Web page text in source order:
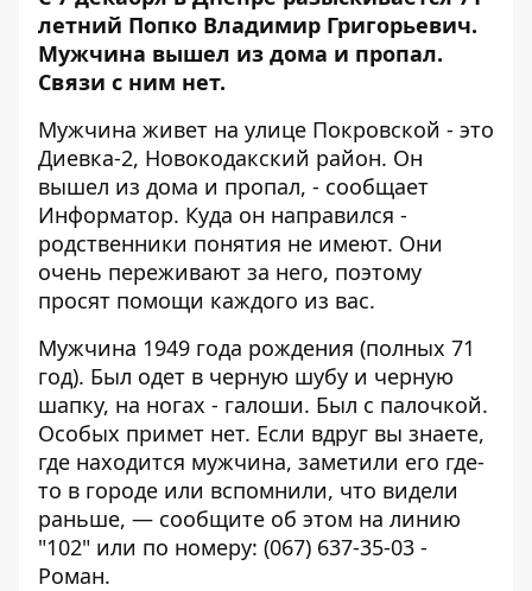
летний Попко Владимир Григорьевич.
Мужчина вышел из дома и пропал.
Связи с ним нет.
Мужчина живет на улице Покровской - это
Диевка-2, Новокодакский район. Он
вышел из дома и пропал, - сообщает
Информатор. Куда он направился -
родственники понятия не имеют. Они
очень переживают за него, поэтому
просят помощи каждого из вас.
Мужчина 1949 года рождения (полных 71
год). Был одет в черную шубу и черную
шапку, на ногах - галоши. Был с палочкой.
Особых примет нет. Если вдруг вы знаете,
где находится мужчина, заметили его где-
то в городе или вспомнили, что видели
раньше, — сообщите об этом на линию
"102" или по номеру: (067) 637-35-03 -
Роман.